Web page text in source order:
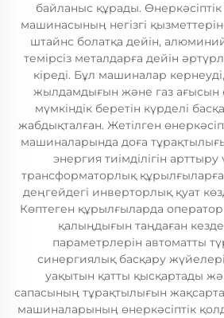
байланыс құрады.
машинасының негізгі
штайнс болатқа дейін,
темірсіз металдарға дейін
кіреді. Бұл машиналар
жылдамдығын және газ ағысын
мүмкіндік беретін күрделі
жабдықталған. Жетілген
машиналарында доға
энергия тиімділігін арттыру
трансформаторлық
деңгейдегі инверторлық қуат
Көптеген құрылғыларда
қалыңдығын таңдаған
параметрлерін автоматты
синергиялық басқару
уақытын қатты қысқартады
сапасының тұрақтылығын
машиналарының өнеркәсіптік